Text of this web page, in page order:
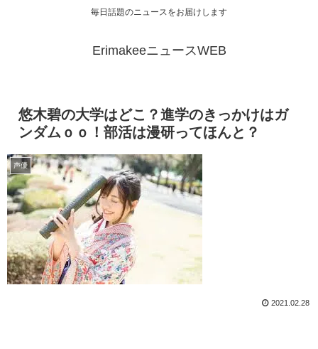
毎日話題のニュースをお届けします
ErimakeeニュースWEB
悠木碧の大学はどこ？進学のきっかけはガ
ンダムｏｏ！部活は漫研ってほんと？
声優
2021.02.28